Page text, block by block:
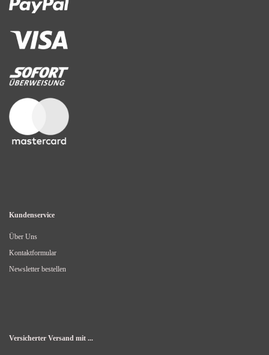
Kundenservice
Über Uns
Kontaktformular
Newsletter bestellen
Versicherter Versand mit ...